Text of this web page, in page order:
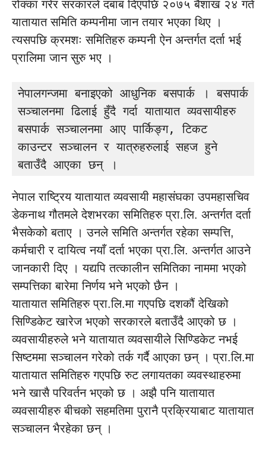
रोक्का गरेर सरकारले दबाब दिएपछि २०७५ बैशाख २४ गते
यातायात समिति कम्पनीमा जान तयार भएका थिए ।
त्यसपछि क्रमशः समितिहरु कम्पनी ऐन अन्तर्गत दर्ता भई
प्रालिमा जान सुरु भए ।
नेपालगन्जमा बनाइएको आधुनिक बसपार्क । बसपार्क
सञ्चालनमा ढिलाई हुँदै गर्दा यातायात व्यवसायीहरु
बसपार्क सञ्चालनमा आए पार्किङ्ग, टिकट
काउन्टर सञ्चालन र यात्रुहरुलाई सहज हुने
बताउँदै आएका छन् ।
नेपाल राष्ट्रिय यातायात व्यवसायी महासंघका उपमहासचिव
डेकनाथ गौतमले देशभरका समितिहरु प्रा.लि. अन्तर्गत दर्ता
भैसकेको बताए । उनले समिति अन्तर्गत रहेका सम्पत्ति,
कर्मचारी र दायित्व नयाँ दर्ता भएका प्रा.लि. अन्तर्गत आउने
जानकारी दिए । यद्यपि तत्कालीन समितिका नाममा भएको
सम्पत्तिका बारेमा निर्णय भने भएको छैन ।
यातायात समितिहरु प्रा.लि.मा गएपछि दशकौं देखिको
सिण्डिकेट खारेज भएको सरकारले बताउँदै आएको छ ।
व्यवसायीहरुले भने यातायात व्यवसायीले सिण्डिकेट नभई
सिष्टममा सञ्चालन गरेको तर्क गर्दै आएका छन् । प्रा.लि.मा
यातायात समितिहरु गएपछि रुट लगायतका व्यवस्थाहरुमा
भने खासै परिवर्तन भएको छ । अझै पनि यातायात
व्यवसायीहरु बीचको सहमतिमा पुरानै प्रक्रियाबाट यातायात
सञ्चालन भैरहेका छन् ।